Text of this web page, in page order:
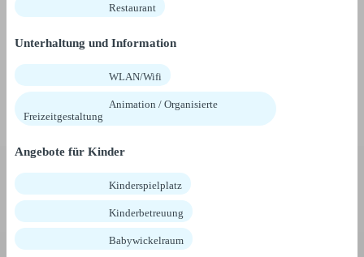
Restaurant
Unterhaltung und Information
WLAN/Wifi
Animation / Organisierte
Freizeitgestaltung
Angebote für Kinder
Kinderspielplatz
Kinderbetreuung
Babywickelraum